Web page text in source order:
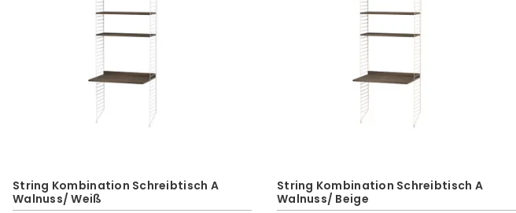
String Kombination Schreibtisch A
Walnuss/ Weiß
String Kombination Schreibtisch A
Walnuss/ Beige